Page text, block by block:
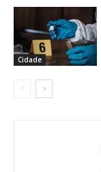
Cidade